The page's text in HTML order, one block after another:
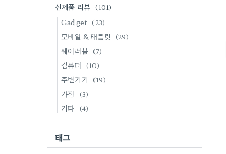
신제품 리뷰 (101)
Gadget (23)
모바일 & 태블릿 (29)
웨어러블 (7)
컴퓨터 (10)
주변기기 (19)
가전 (3)
기타 (4)
태그